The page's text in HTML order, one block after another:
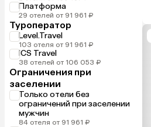
Платформа
29 отелей от 91 961 ₽
Туроператор
Level.Travel
103 отеля от 91 961 ₽
ICS Travel
38 отелей от 106 053 ₽
Ограничения при
заселении
Только отели без
ограничений при заселении
мужчин
84 отеля от 91 961 ₽